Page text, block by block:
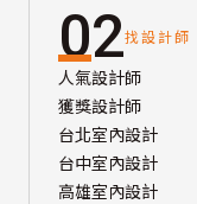
02找設計師
人氣設計師
獲獎設計師
台北室內設計
台中室內設計
高雄室內設計